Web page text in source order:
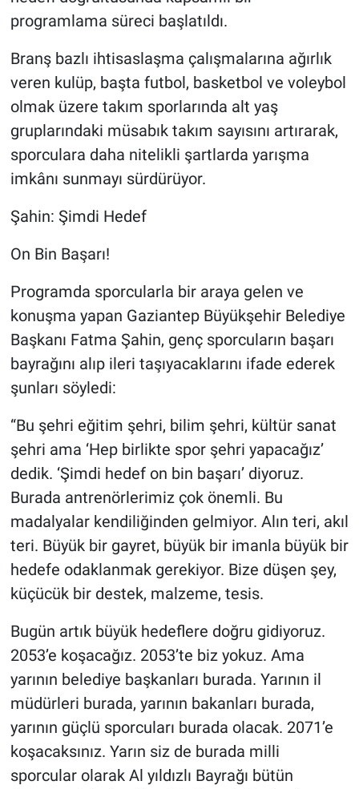
programlama süreci başlatıldı.
Branş bazlı ihtisaslaşma çalışmalarına ağırlık
veren kulüp, başta futbol, basketbol ve voleybol
olmak üzere takım sporlarında alt yaş
gruplarındaki müsabık takım sayısını artırarak,
sporculara daha nitelikli şartlarda yarışma
imkânı sunmayı sürdürüyor.
Şahin: Şimdi Hedef
On Bin Başarı!
Programda sporcularla bir araya gelen ve
konuşma yapan Gaziantep Büyükşehir Belediye
Başkanı Fatma Şahin, genç sporcuların başarı
bayrağını alıp ileri taşıyacaklarını ifade ederek
şunları söyledi:
“Bu şehri eğitim şehri, bilim şehri, kültür sanat
şehri ama ‘Hep birlikte spor şehri yapacağız’
dedik. ‘Şimdi hedef on bin başarı’ diyoruz.
Burada antrenörlerimiz çok önemli. Bu
madalyalar kendiliğinden gelmiyor. Alın teri, akıl
teri. Büyük bir gayret, büyük bir imanla büyük bir
hedefe odaklanmak gerekiyor. Bize düşen şey,
küçücük bir destek, malzeme, tesis.
Bugün artık büyük hedeflere doğru gidiyoruz.
2053’e koşacağız. 2053’te biz yokuz. Ama
yarının belediye başkanları burada. Yarının il
müdürleri burada, yarının bakanları burada,
yarının güçlü sporcuları burada olacak. 2071’e
koşacaksınız. Yarın siz de burada milli
sporcular olarak Al yıldızlı Bayrağı bütün